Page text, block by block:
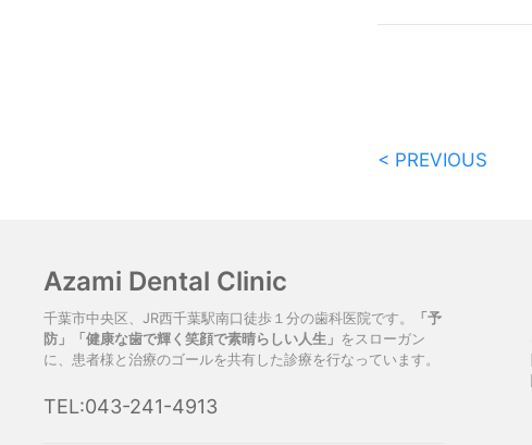
< PREVIOUS
Azami Dental Clinic
千葉市中央区、JR西千葉駅南口徒歩１分の歯科医院です。
「予
防」「健康な歯で輝く笑顔で素晴らしい人生」 をスローガン
に、患者様と治療のゴールを共有した診療を行なっています。
TEL:043-241-4913